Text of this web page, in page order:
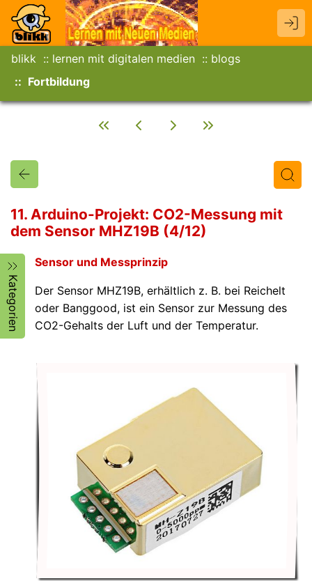
blikk lernen mit digitalen medien
blogs
Fortbildung
11. Arduino-Projekt: CO2-Messung mit
dem Sensor MHZ19B (4/12)
Kategorien
Sensor und Messprinzip
Der Sensor MHZ19B, erhältlich z. B. bei Reichelt
oder Banggood, ist ein Sensor zur Messung des
CO2-Gehalts der Luft und der Temperatur.